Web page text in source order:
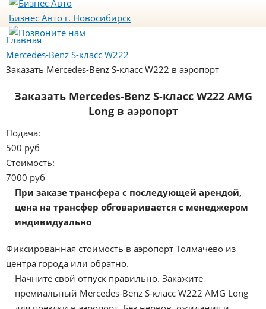
Бизнес Авто г. Новосибирск
Главная
Mercedes-Benz S-класс W222
Заказать Mercedes-Benz S-класс W222 в аэропорт
Заказать Mercedes-Benz S-класс W222 AMG
Long в аэропорт
Подача:
500 руб
Стоимость:
7000 руб
При заказе трансфера с последующей арендой,
цена на трансфер обговаривается с менеджером
индивидуально
Фиксированная стоимость в аэропорт Толмачево из
центра города или обратно.
Начните свой отпуск правильно. Закажите
премиальный Mercedes-Benz S-класс W222 AMG Long